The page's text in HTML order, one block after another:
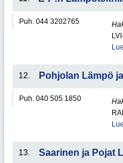
Puh. 044 3202765
12. Pohjolan Lämpö
Puh. 040 505 1850
13. Saarinen ja Pojat